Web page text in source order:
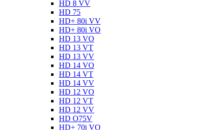
HD 8 VV
HD 75
HD+ 80i VV
HD+ 80i VO
HD 13 VO
HD 13 VT
HD 13 VV
HD 14 VO
HD 14 VT
HD 14 VV
HD 12 VO
HD 12 VT
HD 12 VV
HD O75V
HD+ 70i VO